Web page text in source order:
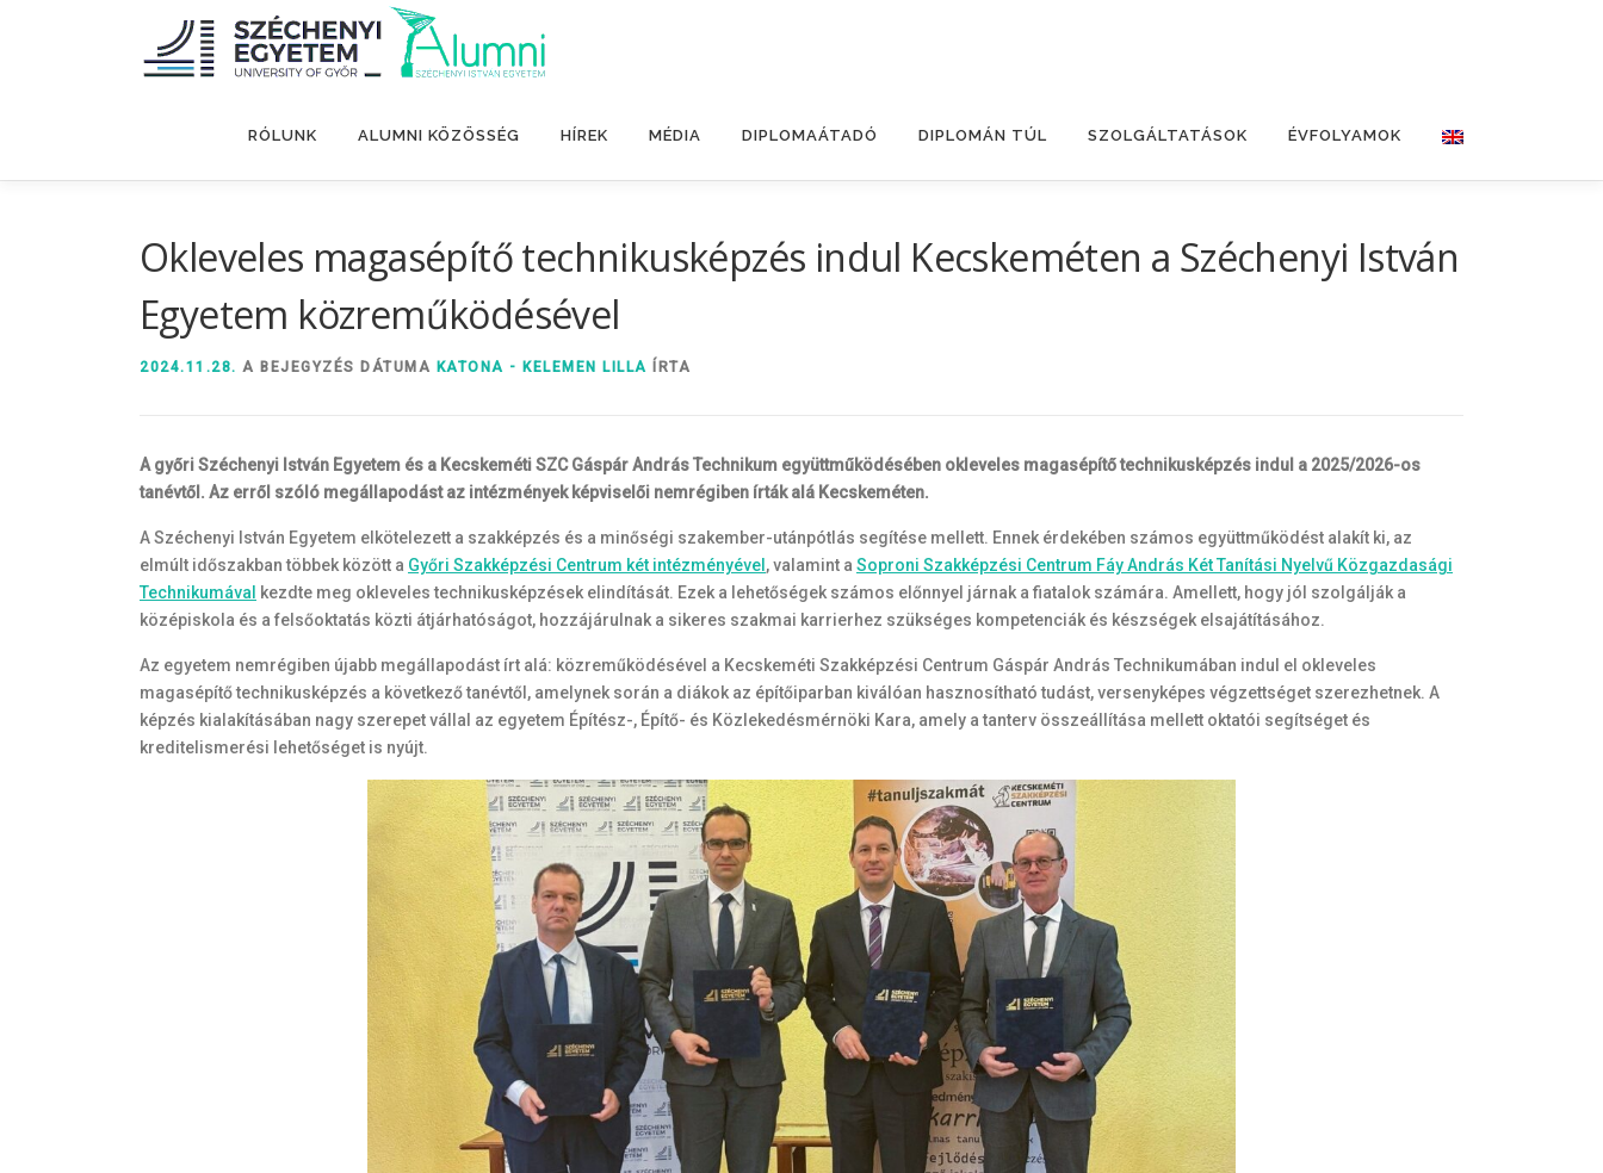
RÓLUNK ALUMNI KÖZÖSSÉG HÍREK MÉDIA DIPLOMAÁTADÓ DIPLOMÁN TÚL SZOLGÁLTATÁSOK ÉVFOLYAMOK
Okleveles magasépítő technikusképzés indul Kecskeméten a Széchenyi István
Egyetem közreműködésével
2024.11.28. A BEJEGYZÉS DÁTUMA KATONA - KELEMEN LILLA ÍRTA
A győri Széchenyi István Egyetem és a Kecskeméti SZC Gáspár András Technikum együttműködésében okleveles magasépítő technikusképzés indul a 2025/2026-os
tanévtől. Az erről szóló megállapodást az intézmények képviselői nemrégiben írták alá Kecskeméten.
A Széchenyi István Egyetem elkötelezett a szakképzés és a minőségi szakember-utánpótlás segítése mellett. Ennek érdekében számos együttműködést alakít ki, az
elmúlt időszakban többek között a Győri Szakképzési Centrum két intézményével , valamint a Soproni Szakképzési Centrum Fáy András Két Tanítási Nyelvű Közgazdasági
Technikumával kezdte meg okleveles technikusképzések elindítását. Ezek a lehetőségek számos előnnyel járnak a fiatalok számára. Amellett, hogy jól szolgálják a
középiskola és a felsőoktatás közti átjárhatóságot, hozzájárulnak a sikeres szakmai karrierhez szükséges kompetenciák és készségek elsajátításához.
Az egyetem nemrégiben újabb megállapodást írt alá: közreműködésével a Kecskeméti Szakképzési Centrum Gáspár András Technikumában indul el okleveles
magasépítő technikusképzés a következő tanévtől, amelynek során a diákok az építőiparban kiválóan hasznosítható tudást, versenyképes végzettséget szerezhetnek. A
képzés kialakításában nagy szerepet vállal az egyetem Építész-, Építő- és Közlekedésmérnöki Kara, amely a tanterv összeállítása mellett oktatói segítséget és
kreditelismerési lehetőséget is nyújt.